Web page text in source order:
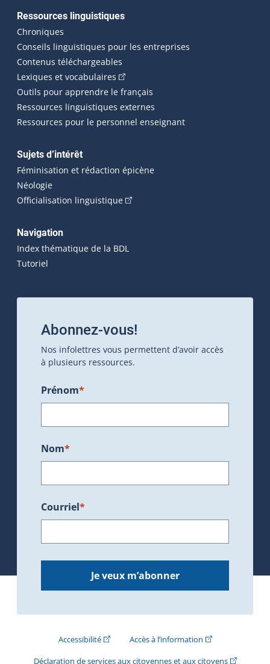
Ressources linguistiques
Chroniques
Conseils linguistiques pour les entreprises
Contenus téléchargeables
Lexiques et vocabulaires (Cet hyperlien externe s'ouvrira
Outils pour apprendre le français
Ressources linguistiques externes
Ressources pour le personnel enseignant
Sujets d’intérêt
Féminisation et rédaction épicène
Néologie
Officialisation linguistique(Cet hyperlien externe s'ouvrira
Navigation
Index thématique de la BDL
Tutoriel
Abonnez-vous!
Nos infolettres vous permettent d’avoir accès
à plusieurs ressources.
Prénom*
Nom*
Courriel*
Je veux m’abonner
Accessibilité(Cet hyperlien externe s'ouvrira dans une
Accès à l’information(Cet hyperlien
Déclaration de services aux citoyennes et aux citoyens(Cet